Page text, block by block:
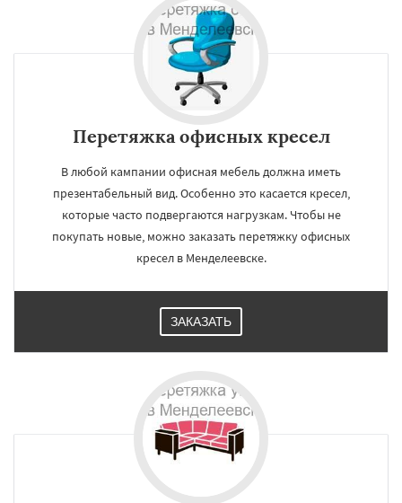
Перетяжка офисных кресел
В любой кампании офисная мебель должна иметь
презентабельный вид. Особенно это касается кресел,
которые часто подвергаются нагрузкам. Чтобы не
покупать новые, можно заказать перетяжку офисных
кресел в Менделеевске.
ЗАКАЗАТЬ